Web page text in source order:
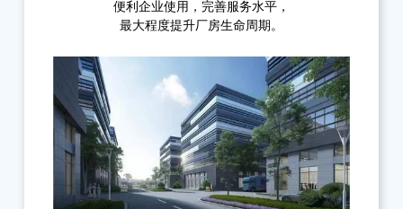
便利企业使用，完善服务水平，
最大程度提升厂房生命周期。